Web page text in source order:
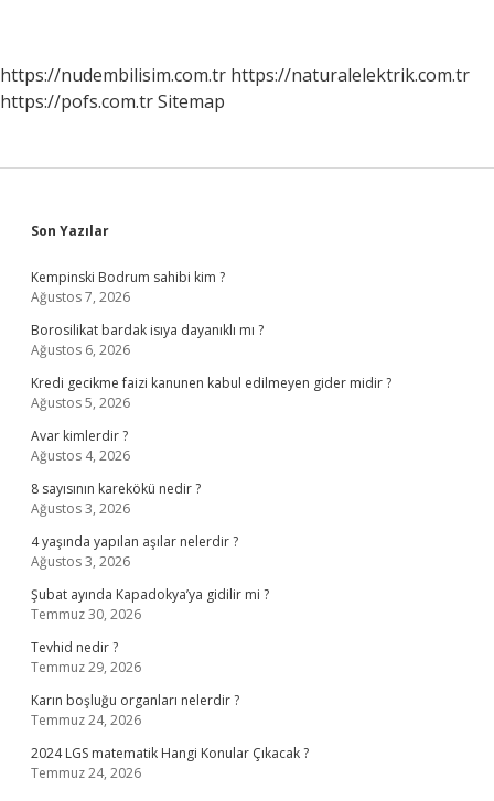
https://nudembilisim.com.tr https://naturalelektrik.com.tr
https://pofs.com.trSitemap
Sidebar
Son Yazılar
Kempinski Bodrum sahibi kim ?
Ağustos 7, 2026
Borosilikat bardak isıya dayanıklı mı ?
Ağustos 6, 2026
Kredi gecikme faizi kanunen kabul edilmeyen gider midir ?
Ağustos 5, 2026
Avar kimlerdir ?
Ağustos 4, 2026
8 sayısının karekökü nedir ?
Ağustos 3, 2026
4 yaşında yapılan aşılar nelerdir ?
Ağustos 3, 2026
Şubat ayında Kapadokya’ya gidilir mi ?
Temmuz 30, 2026
Tevhid nedir ?
Temmuz 29, 2026
Karın boşluğu organları nelerdir ?
Temmuz 24, 2026
2024 LGS matematik Hangi Konular Çıkacak ?
Temmuz 24, 2026